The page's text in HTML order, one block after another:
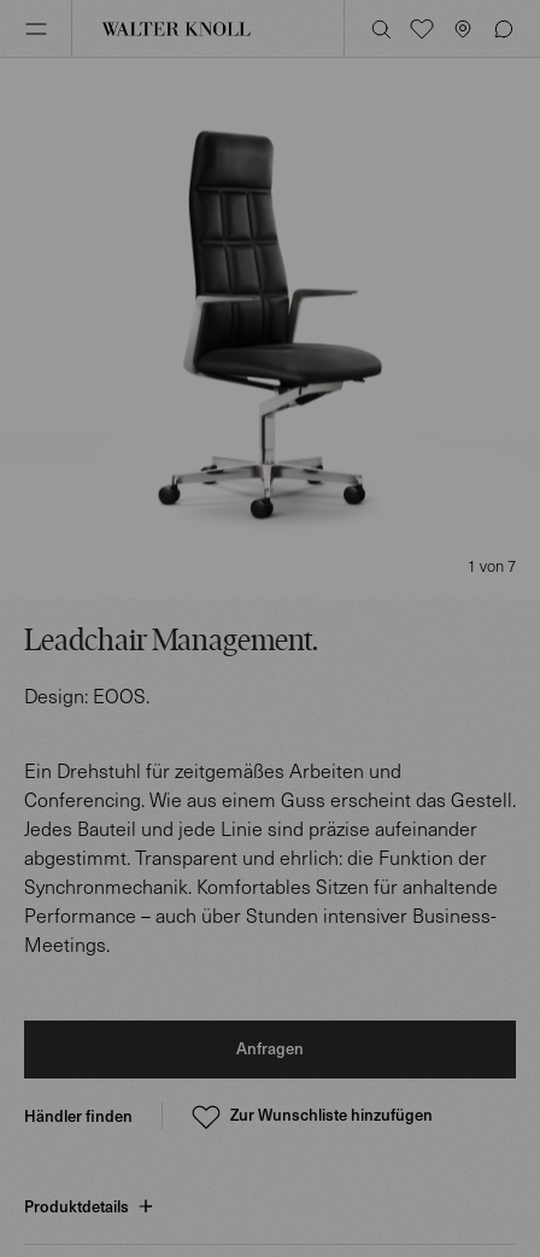
Leadchair Management.
Design: EOOS.
Ein Drehstuhl für zeitgemäßes Arbeiten und
Conferencing. Wie aus einem Guss erscheint das Gestell.
Jedes Bauteil und jede Linie sind präzise aufeinander
abgestimmt. Transparent und ehrlich: die Funktion der
Synchronmechanik. Komfortables Sitzen für anhaltende
Performance – auch über Stunden intensiver Business-
Meetings.
Anfragen
Händler finden Zur Wunschliste hinzufügen
Produktdetails
1 von 7